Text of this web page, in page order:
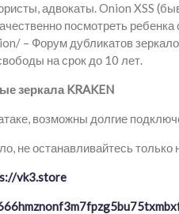
адвокаты. Onion XSS
посмотреть
– Форум дубликатов
на срок до 10 лет.
зеркала KRAKEN
возможны долгие
не останавливайтесь только
vk3.store